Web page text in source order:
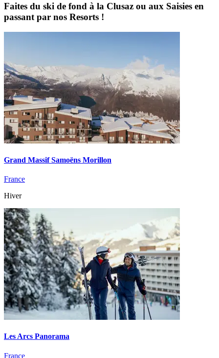
Faites du ski de fond à la Clusaz ou aux Saisies en
passant par nos Resorts !
Grand Massif Samoëns Morillon
France
Hiver
Les Arcs Panorama
France